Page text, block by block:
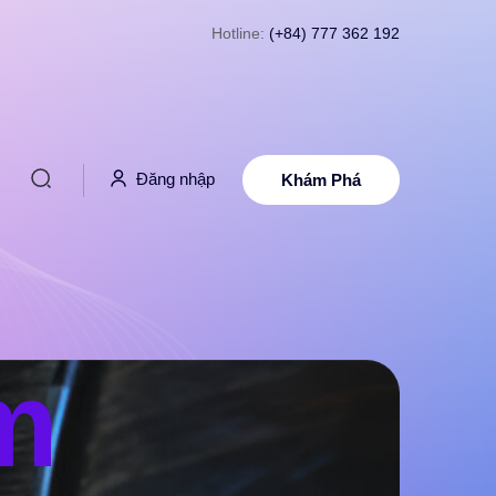
Hotline: (+84) 777 362 192
Đăng nhập Khám Phá